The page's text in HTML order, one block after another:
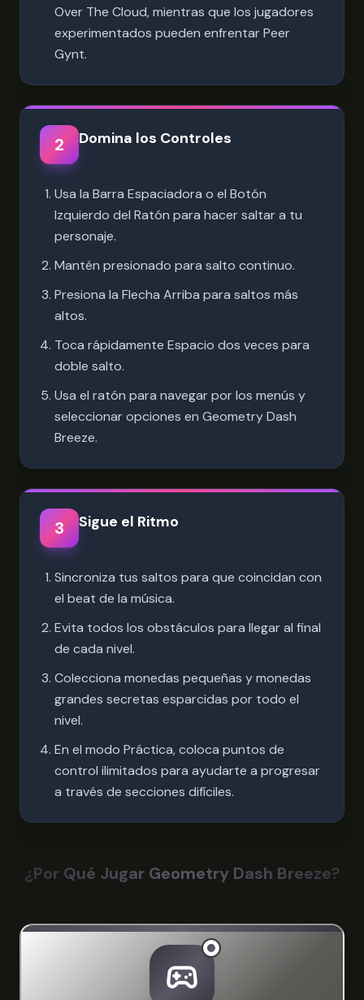
Over The Cloud, mientras que los jugadores
experimentados pueden enfrentar Peer
Gynt.
2 Domina los Controles
Usa la Barra Espaciadora o el Botón
Izquierdo del Ratón para hacer saltar a tu
personaje.
Mantén presionado para salto continuo.
Presiona la Flecha Arriba para saltos más
altos.
Toca rápidamente Espacio dos veces para
doble salto.
Usa el ratón para navegar por los menús y
seleccionar opciones en Geometry Dash
Breeze.
3 Sigue el Ritmo
Sincroniza tus saltos para que coincidan con
el beat de la música.
Evita todos los obstáculos para llegar al final
de cada nivel.
Colecciona monedas pequeñas y monedas
grandes secretas esparcidas por todo el
nivel.
En el modo Práctica, coloca puntos de
control ilimitados para ayudarte a progresar
a través de secciones difíciles.
¿Por Qué Jugar Geometry Dash Breeze?